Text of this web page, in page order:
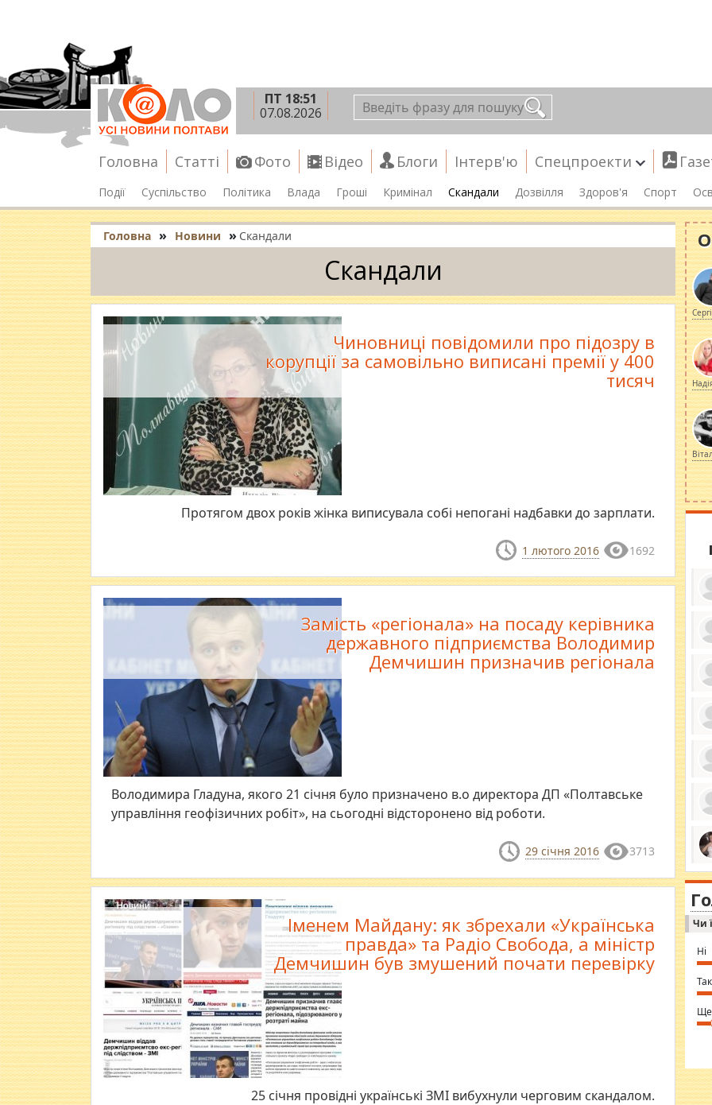
ПТ 18:51
07.08.2026
Головна Статті Фото Відео Блоги Інтерв'ю Спецпроекти
Події Суспільство Політика Влада Гроші Кримінал Скандали Дозвілля Здоров'я Спорт
Головна » Новини » Скандали
Скандали
Чиновниці повідомили про підозру в
корупції за самовільно виписані премії у 400
тисяч
​Протягом двох років жінка виписувала собі непогані надбавки до зарплати.
1 лютого 2016 1692
Замість «регіонала» на посаду керівника
державного підприємства Володимир
Демчишин призначив регіонала
Володимира Гладуна, якого 21 січня було призначено в.о директора ДП «Полтавське
управління геофізичних робіт», на сьогодні відсторонено від роботи.
29 січня 2016 3713
Іменем Майдану: як збрехали «Українська
правда» та Радіо Свобода, а міністр
Демчишин був змушений почати перевірку
25 січня провідні українські ЗМІ вибухнули черговим скандалом.
за
ми
in
⇒
Чи
Ні
Так
Ще